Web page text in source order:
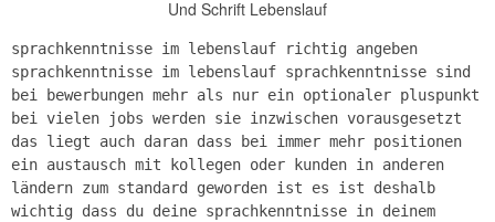
Und Schrift Lebenslauf
sprachkenntnisse im lebenslauf richtig angeben
sprachkenntnisse im lebenslauf sprachkenntnisse sind
bei bewerbungen mehr als nur ein optionaler pluspunkt
bei vielen jobs werden sie inzwischen vorausgesetzt
das liegt auch daran dass bei immer mehr positionen
ein austausch mit kollegen oder kunden in anderen
ländern zum standard geworden ist es ist deshalb
wichtig dass du deine sprachkenntnisse in deinem